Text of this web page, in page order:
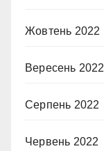
Жовтень 2022
Вересень 2022
Серпень 2022
Червень 2022